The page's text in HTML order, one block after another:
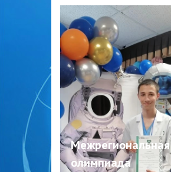
Межрегиональная
олимпиада